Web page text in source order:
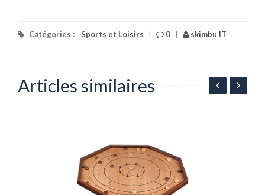
Catégories : Sports et Loisirs 0 skimbu IT
Articles similaires